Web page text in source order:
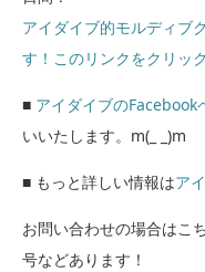
アイダイブ的モルディブ
す！このリンクをクリッ
■ アイダイブのFacebook
いいたします。m(_ _)m
■ もっと詳しい情報はア
お問い合わせの場合はこ
号などあります！